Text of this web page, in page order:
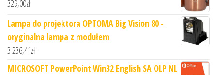
329,00zł
Lampa do projektora OPTOMA Big Vision 80 -
oryginalna lampa z modułem
3 236,41zł
MICROSOFT PowerPoint Win32 English SA OLP NL